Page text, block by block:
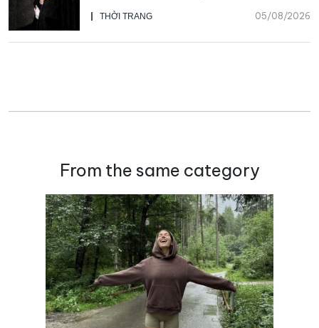
THỜI TRANG 05/08/2026
Galliano
From the same category